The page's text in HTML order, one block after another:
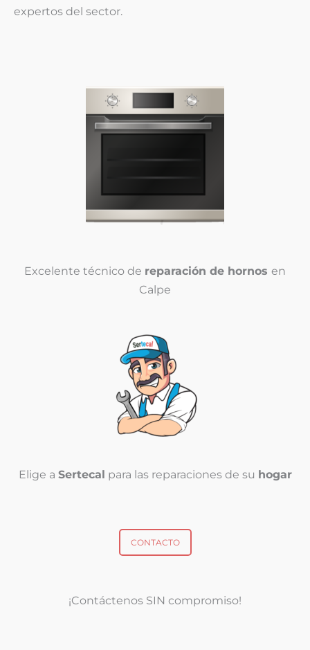
expertos del sector.
Excelente técnico de reparación de hornos en
Calpe
Elige a Sertecal para las reparaciones de su hogar
CONTACTO
¡Contáctenos SIN compromiso!